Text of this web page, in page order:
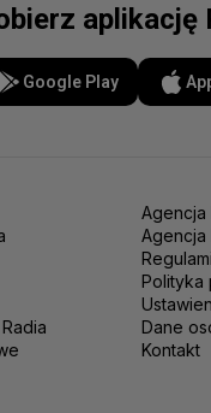
aplikację
Google Play
Agencja
Agencja
Polityka
Dane
Kontakt